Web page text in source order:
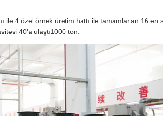
ile 4 özel örnek üretim hattı ile tamamlanan 16 en
40'a ulaştı1000 ton.